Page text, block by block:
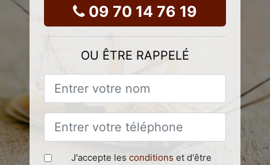
09 70 14 76 19
OU ÊTRE RAPPELÉ
J'accepte les conditions et d'être